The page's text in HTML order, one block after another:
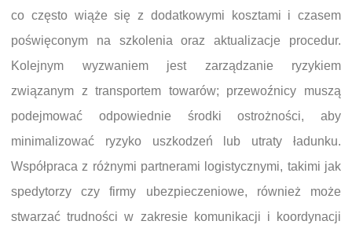
co często wiąże się z dodatkowymi kosztami i czasem
poświęconym na szkolenia oraz aktualizacje procedur.
Kolejnym wyzwaniem jest zarządzanie ryzykiem
związanym z transportem towarów; przewoźnicy muszą
podejmować odpowiednie środki ostrożności, aby
minimalizować ryzyko uszkodzeń lub utraty ładunku.
Współpraca z różnymi partnerami logistycznymi, takimi jak
spedytorzy czy firmy ubezpieczeniowe, również może
stwarzać trudności w zakresie komunikacji i koordynacji